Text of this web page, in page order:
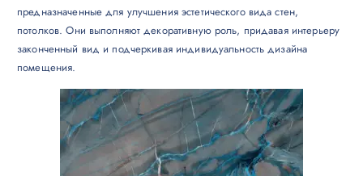
предназначенные для улучшения эстетического вида стен,
потолков. Они выполняют декоративную роль, придавая интерьеру
законченный вид и подчеркивая индивидуальность дизайна
помещения.